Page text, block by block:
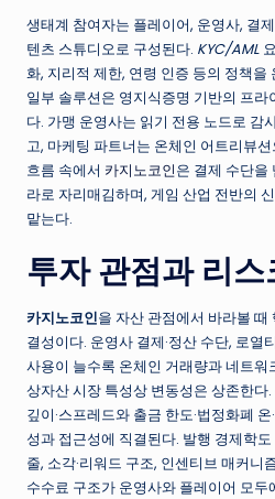
생태계 참여자는 플레이어, 운영사, 결
텐츠 스튜디오로 구성된다. KYC/AML
화, 지리적 제한, 연령 인증 등의 정책을
일부 솔루션은 영지식증명 기반의 프라
다. 가맹 운영사는 읽기 전용 노드로 감
고, 마케팅 파트너는 온체인 어트리뷰
흐름 속에서 카지노코인은 결제 수단을
라로 자리매김하며, 게임 산업 전반의
맡는다.
투자 관점과 리스
카지노코인을 자산 관점에서 바라볼 때
결성이다. 운영사 결제·정산 수단, 로열
사용이 늘수록 온체인 거래량과 네트
상자산 시장 특성상 변동성은 상존한다
깊이·스프레드와 출금 한도·법정화폐
성과 접근성에 직결된다. 발행 경제학
줄, 소각·리워드 구조, 인센티브 매커니
수수료 구조가 운영사와 플레이어 모